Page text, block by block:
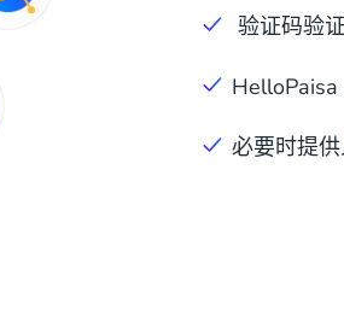
验证码验
必要时提